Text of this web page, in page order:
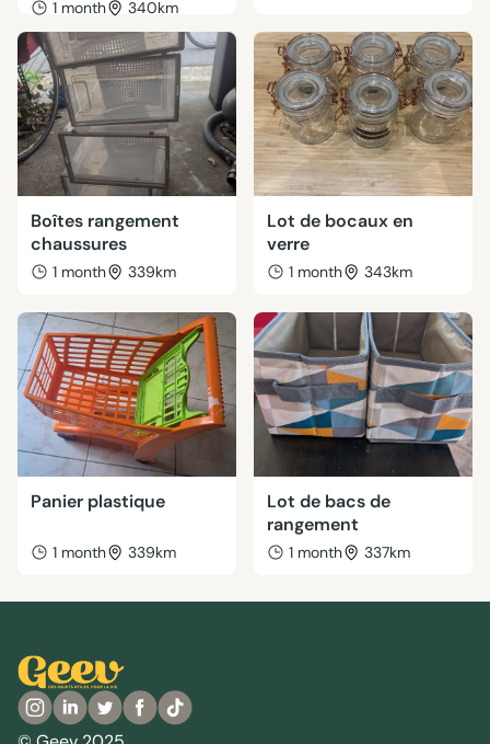
1 month 340km
Boîtes rangement
chaussures
1 month 339km
Lot de bocaux en
verre
1 month 343km
Panier plastique
1 month 339km
Lot de bacs de
rangement
1 month 337km